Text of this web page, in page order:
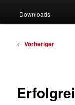
Downloads
Beitragsnavigation
← Vorheriger